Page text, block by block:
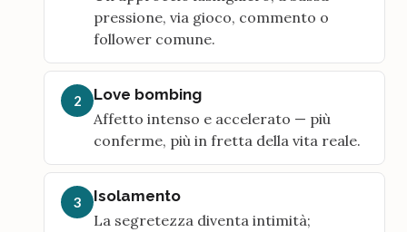
pressione, via gioco, commento o
follower comune.
2
Love bombing
Affetto intenso e accelerato — più
conferme, più in fretta della vita reale.
3
Isolamento
La segretezza diventa intimità;